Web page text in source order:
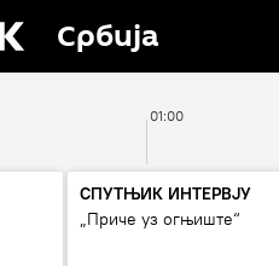
Србија
01:00
СПУТЊИК ИНТЕРВЈУ
„Приче уз огњиште“